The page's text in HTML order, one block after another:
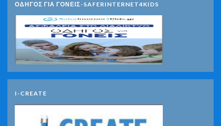
ΟΔΗΓΟΣ ΓΙΑ ΓΟΝΕΙΣ-SAFERINTERNET4KIDS
I-CREATE